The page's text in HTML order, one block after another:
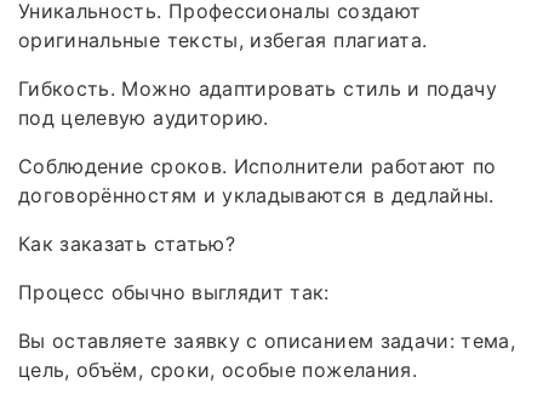
Уникальность. Профессионалы создают
оригинальные тексты, избегая плагиата.
Гибкость. Можно адаптировать стиль и подачу
под целевую аудиторию.
Соблюдение сроков. Исполнители работают по
договорённостям и укладываются в дедлайны.
Как заказать статью?
Процесс обычно выглядит так:
Вы оставляете заявку с описанием задачи: тема,
цель, объём, сроки, особые пожелания.